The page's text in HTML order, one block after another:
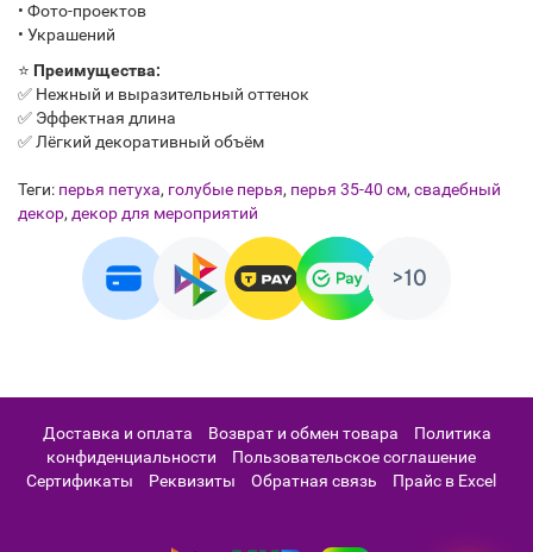
• Фото-проектов
• Украшений
⭐ Преимущества:
✅ Нежный и выразительный оттенок
✅ Эффектная длина
✅ Лёгкий декоративный объём
Теги: перья петуха, голубые перья, перья 35-40 см, свадебный
декор, декор для мероприятий
Доставка и оплата Возврат и обмен товара
Политика
конфиденциальности
Пользовательское соглашение
Сертификаты
Реквизиты Обратная связь Прайс в Excel